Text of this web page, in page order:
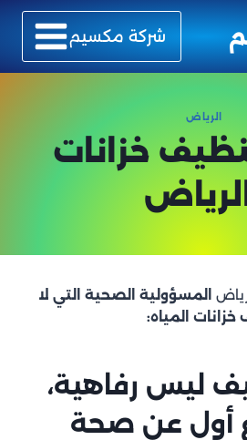
شركة مكسيم
الرياض
خزانات
المسؤولية الصحية التي لا
المياه:
ليس رفاهية،
أول عن صحة